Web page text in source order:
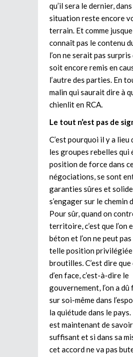
qu’il sera le dernier,
situation reste encore
terrain. Et comme
connaît pas le contenu
l’on ne serait pas surpris
soit encore remis en
l’autre des parties. En
malin qui saurait dire à
chienlit en RCA.
Le tout n’est pas de
C’est pourquoi il y a lieu
les groupes rebelles qui
position de force dans
négociations, se sont
garanties sûres et
s’engager sur le chemin
Pour sûr, quand on
territoire, c’est que l’on
béton et l’on ne peut
telle position privilégiée
broutilles. C’est dire que
d’en face, c’est-à-dire le
gouvernement, l’on a
sur soi-même dans
la quiétude dans le
est maintenant de
suffisant et si dans sa
cet accord ne va pas